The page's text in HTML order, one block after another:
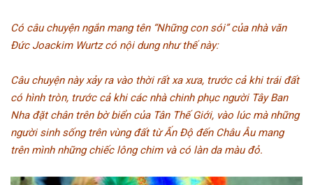
Có câu chuyện ngắn mang tên “Những con sói” của nhà văn
Đức Joackim Wurtz có nội dung như thế này:
Câu chuyện này xảy ra vào thời rất xa xưa, trước cả khi trái đất
có hình tròn, trước cả khi các nhà chinh phục người Tây Ban
Nha đặt chân trên bờ biển của Tân Thế Giới, vào lúc mà những
người sinh sống trên vùng đất từ Ấn Độ đến Châu Âu mang
trên mình những chiếc lông chim và có làn da màu đỏ.